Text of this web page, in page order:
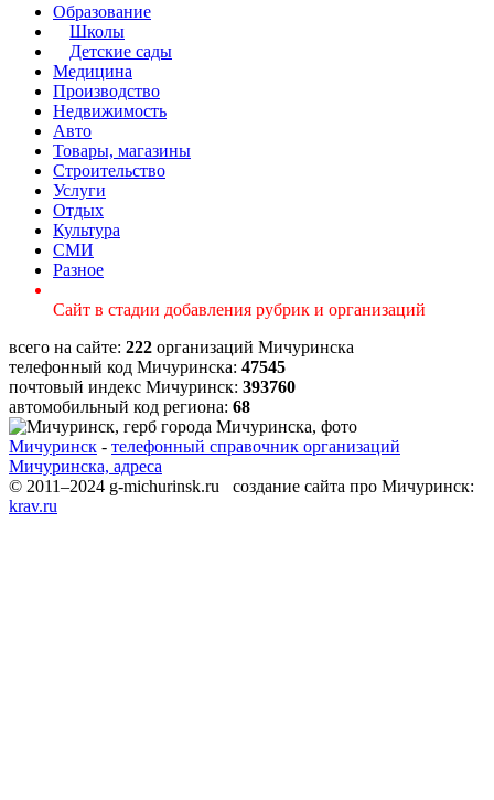
Образование
Школы
Детские сады
Медицина
Производство
Недвижимость
Авто
Товары, магазины
Строительство
Услуги
Отдых
Культура
СМИ
Разное
Сайт в стадии добавления рубрик и организаций
всего на сайте: 222 организаций Мичуринска
телефонный код Мичуринска: 47545
почтовый индекс Мичуринск: 393760
автомобильный код региона: 68
Мичуринск - телефонный справочник организаций
Мичуринска, адреса
© 2011–2024 g-michurinsk.ru создание сайта про Мичуринск:
krav.ru